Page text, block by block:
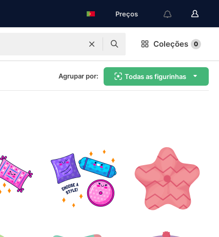
Preços
Coleções 0
Agrupar por: Todas as figurinhas